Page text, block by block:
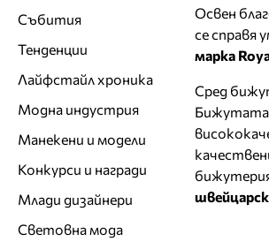
Освен
се справя
марка
Сред
Бижутата,
Събития
Тенденции
Лайфстайл хроника
Модна индустрия
Манекени и модели
Конкурси и награди
Млади дизайнери
Световна мода